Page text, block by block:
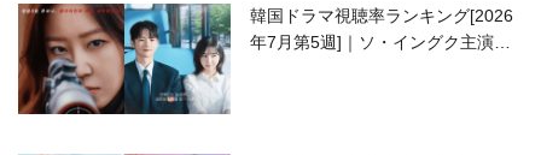
韓国ドラマ視聴率ランキング[2026
年7月第5週]｜ソ・イングク主演の